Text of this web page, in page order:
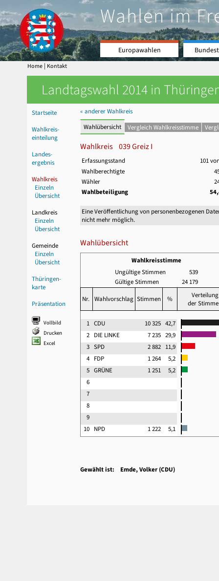
Wahlen im
Europawahlen
Home | Kontakt
Landtagswahl 2014 in
Startseite
Wahlkreis-
einteilung
Landes-
ergebnis
Wahlkreis
Einzeln
Übersicht
Landkreis
Einzeln
Übersicht
Gemeinde
Einzeln
Übersicht
Thüringen-
karte
Präsentation
Vollbild
Drucken
Excel
« anderer Wahlkreis
Wahlübersicht
Vergleich Wahlkreisstimme
Wahlkreis 039 Greiz I
Erfassungsstand
101
Wahlberechtigte
Wähler
Wahlbeteiligung
Eine Veröffentlichung von personenbezogenen
nicht mehr möglich.
Wahlübersicht
Wahlkreisstimme
Ungültige Stimmen
539
Gültige Stimmen
24 179
Nr. Wahlvorschlag Stimmen %
Verteilung
der
1 CDU 10 325 42,7
2 DIE LINKE 7 235 29,9
3 SPD 2 882 11,9
4 FDP 1 264
5,2
5 GRÜNE 1 251
5,2
6
7
8
9
10 NPD 1 222 5,1
Gewählt ist: Emde, Volker (CDU)